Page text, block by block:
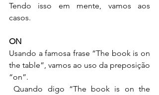
Tendo isso em mente, vamos aos
casos.
ON
Usando a famosa frase “The book is on
the table”, vamos ao uso da preposição
“on”.
Quando digo “The book is on the